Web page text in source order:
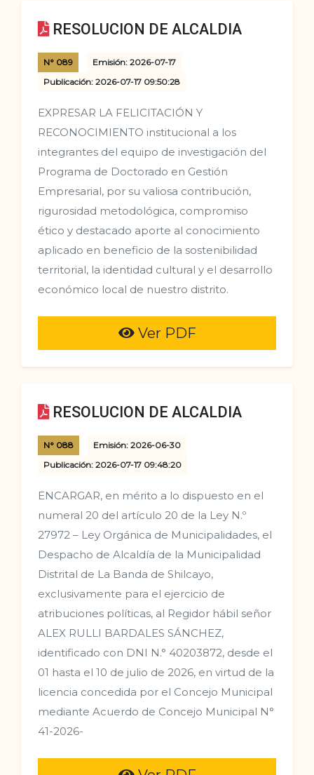
RESOLUCION DE ALCALDIA
N° 089
Emisión: 2026-07-17
Publicación: 2026-07-17 09:50:28
EXPRESAR LA FELICITACIÓN Y
RECONOCIMIENTO institucional a los
integrantes del equipo de investigación del
Programa de Doctorado en Gestión
Empresarial, por su valiosa contribución,
rigurosidad metodológica, compromiso
ético y destacado aporte al conocimiento
aplicado en beneficio de la sostenibilidad
territorial, la identidad cultural y el desarrollo
económico local de nuestro distrito.
Ver PDF
RESOLUCION DE ALCALDIA
N° 088
Emisión: 2026-06-30
Publicación: 2026-07-17 09:48:20
ENCARGAR, en mérito a lo dispuesto en el
numeral 20 del artículo 20 de la Ley N.º
27972 – Ley Orgánica de Municipalidades, el
Despacho de Alcaldía de la Municipalidad
Distrital de La Banda de Shilcayo,
exclusivamente para el ejercicio de
atribuciones políticas, al Regidor hábil señor
ALEX RULLI BARDALES SÁNCHEZ,
identificado con DNI N.° 40203872, desde el
01 hasta el 10 de julio de 2026, en virtud de la
licencia concedida por el Concejo Municipal
mediante Acuerdo de Concejo Municipal N°
41-2026-